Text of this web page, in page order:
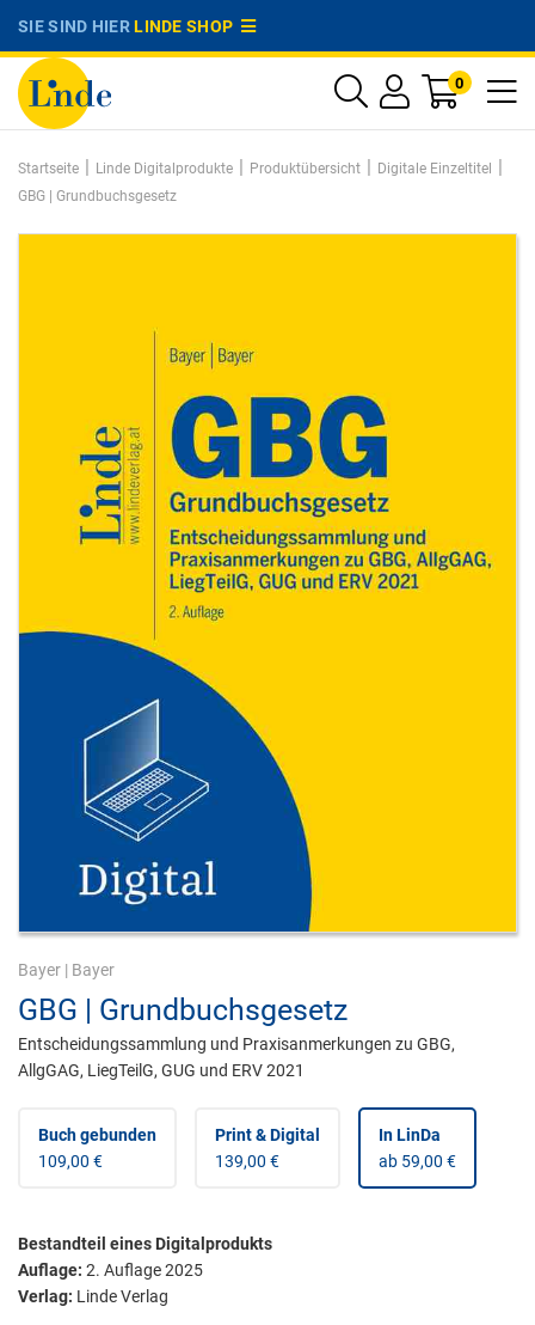
SIE SIND HIERLINDE SHOP
0
Startseite | Linde Digitalprodukte | Produktübersicht | Digitale Einzeltitel |
GBG | Grundbuchsgesetz
Bayer | Bayer
GBG | Grundbuchsgesetz
Entscheidungssammlung und Praxisanmerkungen zu GBG,
AllgGAG, LiegTeilG, GUG und ERV 2021
Buch gebunden
109,00 €
Print & Digital
139,00 €
In LinDa
ab 59,00 €
Bestandteil eines Digitalprodukts
Auflage: 2. Auflage 2025
Verlag: Linde Verlag